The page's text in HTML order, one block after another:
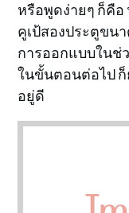
หรือพูดง่ายๆ ก็คื
คูเป้สองประตูขน
การออกแบบในช่
ในขั้นตอนต่อไป
อยู่ดี